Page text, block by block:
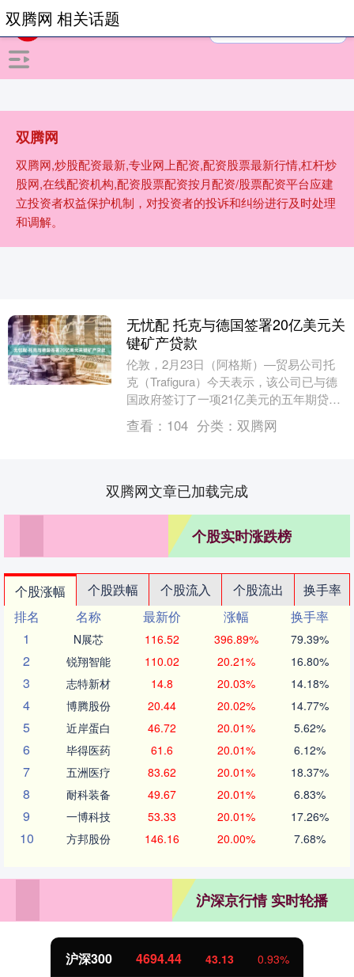
双腾网
双腾网,炒股配资最新,专业网上配资,配资股票最新行情,杠杆炒
股网,在线配资机构,配资股票配资按月配资/股票配资平台应建
立投资者权益保护机制，对投资者的投诉和纠纷进行及时处理
和调解。
双腾网 相关话题
无忧配 托克与德国签署20亿美元关
键矿产贷款
伦敦，2月23日（阿格斯）—贸易公司托
克（Trafigura）今天表示，该公司已与德
国政府签订了一项21亿美元的五年期贷款
协议，为德国工业、能源和技术部门提供
关....
查看： 104 分类： 双腾网
双腾网文章已加载完成
个股实时涨跌榜
个股涨幅 个股跌幅 个股流入 个股流出
换手率
排名
名称 最新价 涨幅
换手率
1
N展芯 116.52 396.89% 79.39%
2 锐翔智能 110.02 20.21% 16.80%
3 志特新材 14.8 20.03% 14.18%
4 博腾股份 20.44 20.02% 14.77%
5 近岸蛋白 46.72 20.01% 5.62%
6 毕得医药 61.6 20.01% 6.12%
7 五洲医疗 83.62 20.01% 18.37%
8 耐科装备 49.67 20.01% 6.83%
9 一博科技 53.33 20.01% 17.26%
10 方邦股份 146.16 20.00% 7.68%
沪深京行情 实时轮播
沪深300 4694.44 43.13 0.93%